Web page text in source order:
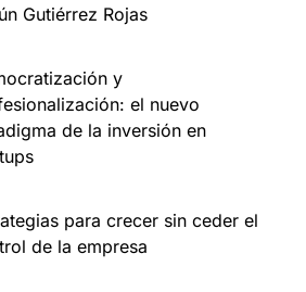
Gutiérrez Rojas
y
el nuevo
de la inversión en
para crecer sin ceder el
de la empresa